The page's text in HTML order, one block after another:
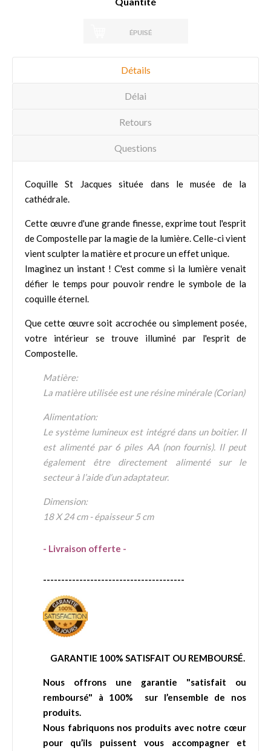
ÉPUISÉ
Détails
Délai
Retours
Questions
Coquille St Jacques située dans le musée de la
cathédrale.
Cette œuvre d'une grande finesse, exprime tout l'esprit
de Compostelle par la magie de la lumière. Celle-ci vient
vient sculpter la matière et procure un effet unique.
Imaginez un instant ! C'est comme si la lumière venait
défier le temps pour pouvoir rendre le symbole de la
coquille éternel.
Que cette œuvre soit accrochée ou simplement posée,
votre intérieur se trouve illuminé par l'esprit de
Compostelle.
Matière:
La matière utilisée est une résine minérale (Corian)
Alimentation:
Le système lumineux est intégré dans un boitier. Il
est alimenté par 6 piles AA (non fournis). Il peut
également être directement alimenté sur le
secteur à l’aide d’un adaptateur.
Dimension:
18 X 24 cm - épaisseur 5 cm
- Livraison offerte -
---------------------------------------
GARANTIE 100% SATISFAIT OU REMBOURSÉ.
Nous offrons une garantie "satisfait ou
remboursé" à 100% sur l’ensemble de nos
produits.
Nous fabriquons nos produits avec notre cœur
pour qu’ils puissent vous accompagner et